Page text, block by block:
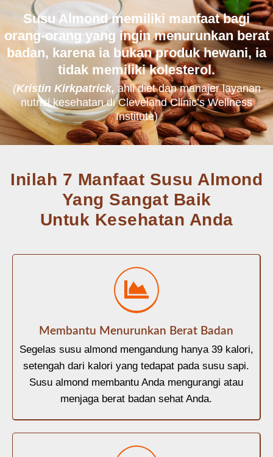
Susu Almond memiliki manfaat bagi
orang-orang yang ingin menurunkan berat
badan, karena ia bukan produk hewani, ia
tidak memiliki kolesterol.
(Kristin Kirkpatrick, ahli diet dan manajer layanan
nutrisi kesehatan di Cleveland Clinic’s Wellness
Institute)
Inilah 7 Manfaat Susu Almond
Yang Sangat Baik
Untuk Kesehatan Anda
Membantu Menurunkan Berat Badan
Segelas susu almond mengandung hanya 39 kalori,
setengah dari kalori yang tedapat pada susu sapi.
Susu almond membantu Anda mengurangi atau
menjaga berat badan sehat Anda.